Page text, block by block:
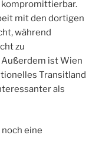
mit den dortigen
während
zu
ist Wien
Transitland
als
eine